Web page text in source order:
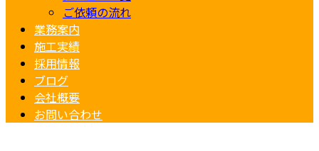
ご依頼の流れ
業務案内
施工実績
採用情報
ブログ
会社概要
お問い合わせ